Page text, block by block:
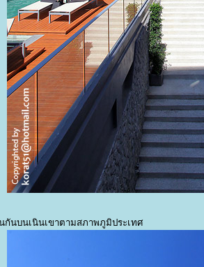
นบนเนินเขาตามสภาพภูมิประเทศ